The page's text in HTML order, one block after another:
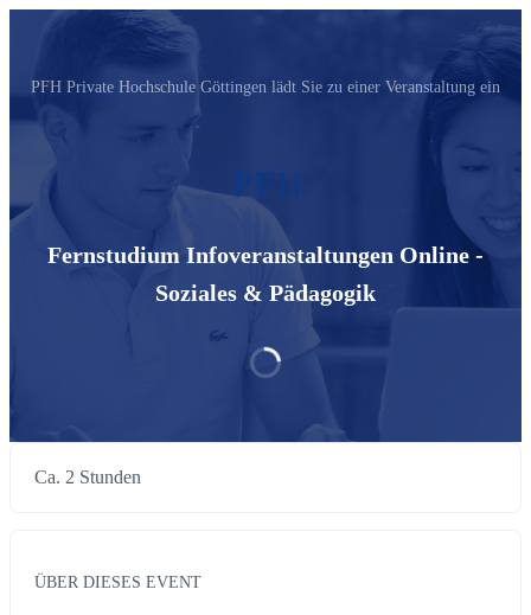
PFH Private Hochschule Göttingen‬ lädt Sie zu einer Veranstaltung ein
Fernstudium Infoveranstaltungen Online -
Soziales & Pädagogik
Ca. 2 Stunden
ÜBER DIESES EVENT